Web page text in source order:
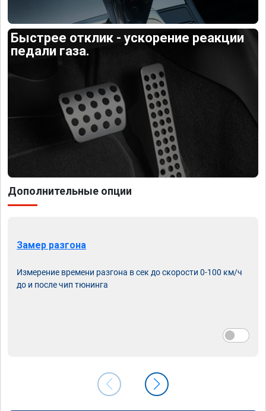
Быстрее отклик - ускорение реакции
педали газа.
Дополнительные опции
Замер разгона
Измерение времени разгона в сек до скорости 0-100 км/ч
до и после чип тюнинга